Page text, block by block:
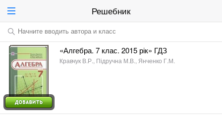
Решебник
Начните вводить автора и класс
«Алгебра. 7 клас. 2015 рік» ГДЗ
Кравчук В.Р., Підручна М.В., Янченко Г.М.